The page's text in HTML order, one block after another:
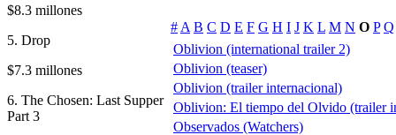
$8.3 millones
5. Drop
$7.3 millones
6. The Chosen: Last Supper
Part 3
# A B C D E F G H I J K L M N O P Q
Oblivion (international trailer 2)
Oblivion (teaser)
Oblivion (trailer internacional)
Oblivion: El tiempo del Olvido (trailer
Observados (Watchers)